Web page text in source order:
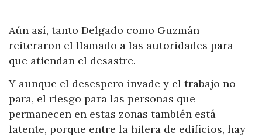
Aún así, tanto Delgado como Guzmán
reiteraron el llamado a las autoridades para
que atiendan el desastre.
Y aunque el desespero invade y el trabajo no
para, el riesgo para las personas que
permanecen en estas zonas también está
latente, porque entre la hilera de edificios, hay